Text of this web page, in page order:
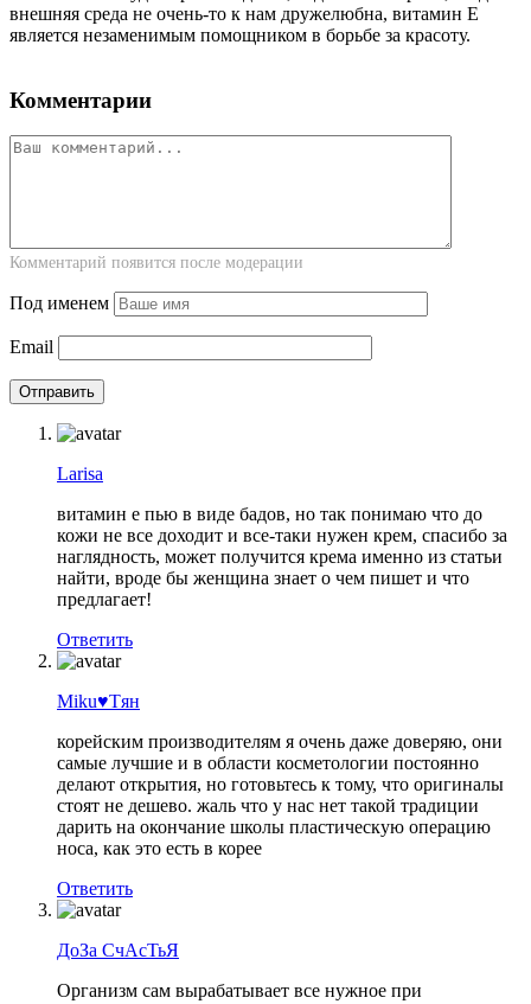
внешняя среда не очень-то к нам дружелюбна, витамин Е
является незаменимым помощником в борьбе за красоту.
Комментарии
Комментарий появится после модерации
Под именем
Email
Larisa
витамин е пью в виде бадов, но так понимаю что до
кожи не все доходит и все-таки нужен крем, спасибо за
наглядность, может получится крема именно из статьи
найти, вроде бы женщина знает о чем пишет и что
предлагает!
Ответить
Miku♥Tян
корейским производителям я очень даже доверяю, они
самые лучшие и в области косметологии постоянно
делают открытия, но готовьтесь к тому, что оригиналы
стоят не дешево. жаль что у нас нет такой традиции
дарить на окончание школы пластическую операцию
носа, как это есть в корее
Ответить
ДоЗа СчАсТьЯ
Организм сам вырабатывает все нужное при